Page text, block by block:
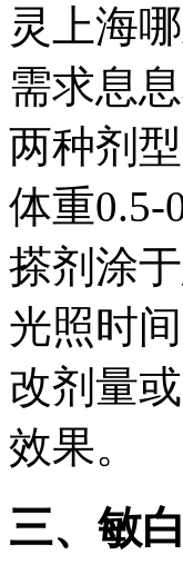
灵上海
需求息
两种剂
体重0.5-
搽剂涂
光照时
改剂量
效果。
三、敏